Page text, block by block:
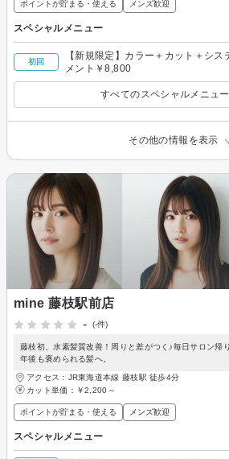
ポイントが貯まる・使える メンズ歓迎
スペシャルメニュー
初回
【新規限定】カラー＋カット＋シス
メント￥8,800
すべてのスペシャルメニュ
その他の情報を表示
mine 藤枝駅前店
-
(-件)
藤枝初、水素髪質改善！周りと差がつく♪毎日サロン帰
年後も褒められる髪へ。
アクセス：JR東海道本線 藤枝駅 徒歩4分
カット単価： ￥2,200～
ポイントが貯まる・使える メンズ歓迎
スペシャルメニュー